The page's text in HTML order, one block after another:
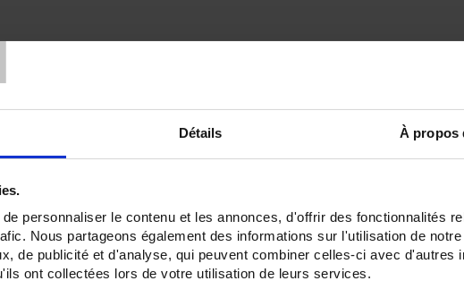
Détails À propos
personnaliser le contenu et les annonces, d'offrir des fonctionnalités
Nous partageons également des informations sur l'utilisation de
de publicité et d'analyse, qui peuvent combiner celles-ci avec d'autres
ont collectées lors de votre utilisation de leurs services.